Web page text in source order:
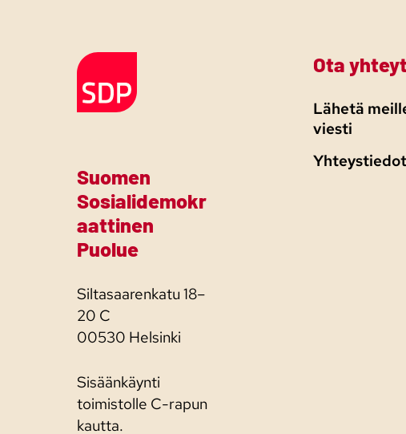
Etusivulle
Suomen
Sosialidemokr
aattinen
Puolue
Siltasaarenkatu 18–
20 C
00530 Helsinki
Sisäänkäynti
toimistolle C-rapun
kautta.
Ota
Lähetä
viesti
Yhteystiedot